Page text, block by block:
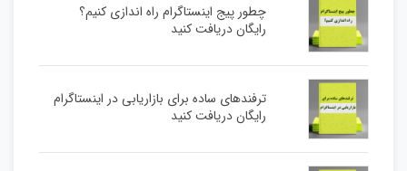
چطور پیج اینستاگرام راه اندازی کنیم؟
رایگان دریافت کنید
ترفندهای ساده برای بازاریابی در اینستاگرام
رایگان دریافت کنید